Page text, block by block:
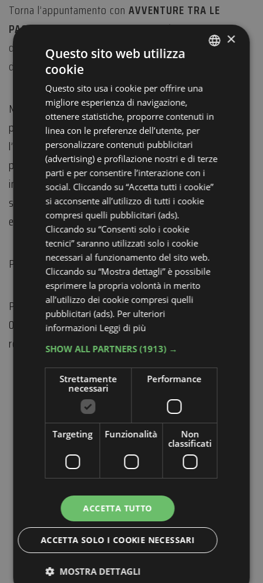
Torna l’appuntamento con AVVENTURE TRA LE
PAGINE – Leggiamo al museo, il più grande evento
diffuso dedicato ai piccoli lettori nei musei promosso
da
Kid Pass,giunto alla sua quinta edizione.
Nell’aula multimediale della Rocca di Riolo ci sarà la
presentazione del libro“She-Shakespeare”
l’autrice Eliselle: un romanzo che ripercorre da una
prospettiva inedita la biografia del celebre poeta e
invita a riflettere sulle disuguaglianze di genere e
sociali, sull’educazione e sui modelli imposti ed
ereditati.
Partecipazione gratuita.
Per informazioni:
0546 77450 | 335 1209933
roccadiriolo@atlantide.net
ENGLISH
FRENCH
×
Questo sito web utilizza
cookie
Questo sito usa i cookie per offrire una
migliore esperienza di navigazione,
ottenere statistiche, proporre contenuti in
linea con le preferenze dell’utente, per
personalizzare contenuti pubblicitari
(advertising) e profilazione nostri e di terze
parti e per consentire l’interazione con i
social. Cliccando su “Accetta tutti i cookie”
si acconsente all’utilizzo di tutti i cookie
compresi quelli pubblicitari (ads).
Cliccando su “Consenti solo i cookie
tecnici” saranno utilizzati solo i cookie
necessari al funzionamento del sito web.
Cliccando su “Mostra dettagli” è possibile
esprimere la propria volontà in merito
all’utilizzo dei cookie compresi quelli
pubblicitari (ads). Per ulteriori
informazioni Leggi di più
SHOW ALL PARTNERS (1913) →
Strettamente
necessari
Performance
Targeting Funzionalità
Non
classificati
ACCETTA TUTTO
ACCETTA SOLO I COOKIE NECESSARI
MOSTRA DETTAGLI